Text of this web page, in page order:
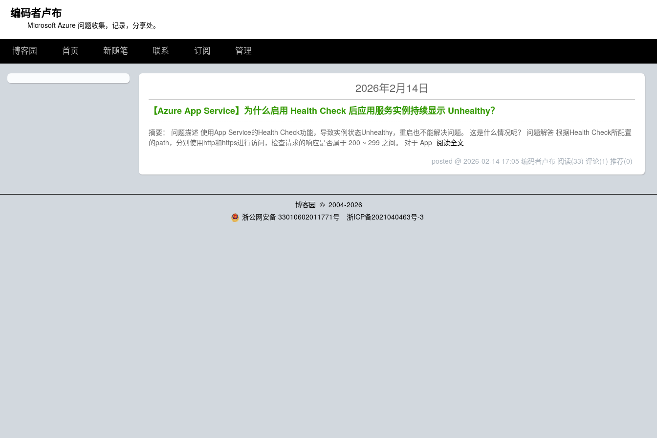
编码者卢布
Microsoft Azure 问题收集，记录，分享处。
博客园 首页 新随笔 联系 订阅 管理
2026年2月14日
【Azure App Service】为什么启用 Health Check 后应用服务实例持续显示 Unhealthy？
摘要： 问题描述 使用App Service的Health Check功能，导致实例状态Unhealthy，重启也不能解决问题。 这是什么情况呢？ 问题解答 根据Health Check所配置
的path，分别使用http和https进行访问，检查请求的响应是否属于 200 ~ 299 之间。 对于 App 阅读全文
posted @ 2026-02-14 17:05 编码者卢布 阅读(33) 评论(1) 推荐(0)
博客园 © 2004-2026
浙公网安备 33010602011771号
浙ICP备2021040463号-3